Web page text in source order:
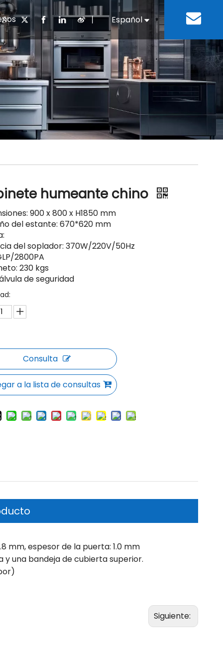
chino Equipos de refrigeración
Equipo para lavar platos
Negocios e Industria Residencias de
Descargar
del desarrollo
丨 Español
English
humeante chino
900 x 800 x H1850 mm
del estante: 670*620 mm
del soplador: 370W/220V/50Hz
2800PA
230 kgs
de seguridad
Consulta
a la lista de consultas
mm, espesor de la puerta: 1.0 mm
y una bandeja de cubierta superior.
Siguiente: